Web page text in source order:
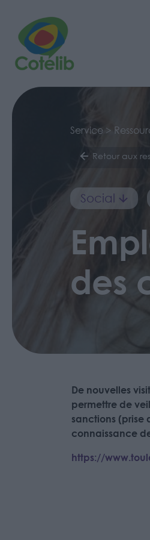
Service >
Retour aux
Social
des
De nouvelles
permettre de
sanctions (prise
connaissance
https://